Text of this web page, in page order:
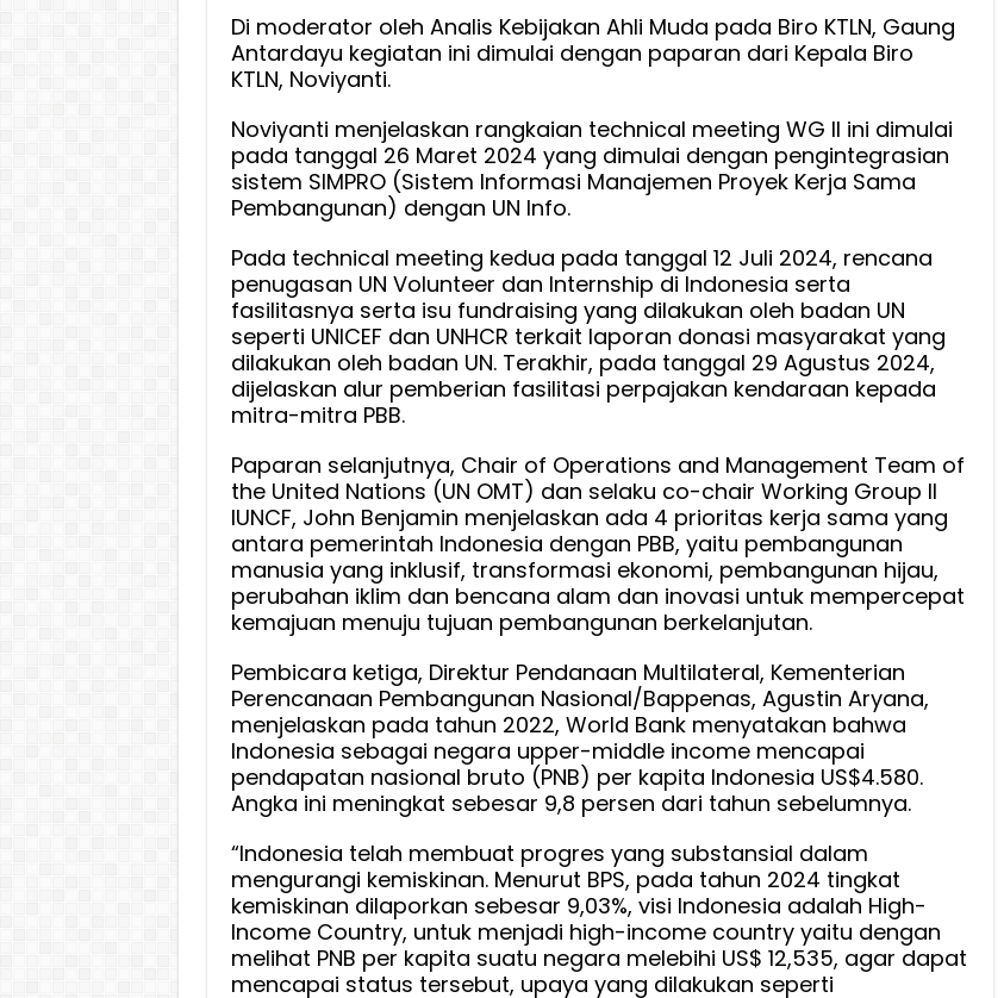
Di moderator oleh Analis Kebijakan Ahli Muda pada Biro KTLN, Gaung
Antardayu kegiatan ini dimulai dengan paparan dari Kepala Biro
KTLN, Noviyanti.
Noviyanti menjelaskan rangkaian technical meeting WG II ini dimulai
pada tanggal 26 Maret 2024 yang dimulai dengan pengintegrasian
sistem SIMPRO (Sistem Informasi Manajemen Proyek Kerja Sama
Pembangunan) dengan UN Info.
Pada technical meeting kedua pada tanggal 12 Juli 2024, rencana
penugasan UN Volunteer dan Internship di Indonesia serta
fasilitasnya serta isu fundraising yang dilakukan oleh badan UN
seperti UNICEF dan UNHCR terkait laporan donasi masyarakat yang
dilakukan oleh badan UN. Terakhir, pada tanggal 29 Agustus 2024,
dijelaskan alur pemberian fasilitasi perpajakan kendaraan kepada
mitra-mitra PBB.
Paparan selanjutnya, Chair of Operations and Management Team of
the United Nations (UN OMT) dan selaku co-chair Working Group II
IUNCF, John Benjamin menjelaskan ada 4 prioritas kerja sama yang
antara pemerintah Indonesia dengan PBB, yaitu pembangunan
manusia yang inklusif, transformasi ekonomi, pembangunan hijau,
perubahan iklim dan bencana alam dan inovasi untuk mempercepat
kemajuan menuju tujuan pembangunan berkelanjutan.
Pembicara ketiga, Direktur Pendanaan Multilateral, Kementerian
Perencanaan Pembangunan Nasional/Bappenas, Agustin Aryana,
menjelaskan pada tahun 2022, World Bank menyatakan bahwa
Indonesia sebagai negara upper-middle income mencapai
pendapatan nasional bruto (PNB) per kapita Indonesia US$4.580.
Angka ini meningkat sebesar 9,8 persen dari tahun sebelumnya.
“Indonesia telah membuat progres yang substansial dalam
mengurangi kemiskinan. Menurut BPS, pada tahun 2024 tingkat
kemiskinan dilaporkan sebesar 9,03%, visi Indonesia adalah High-
Income Country, untuk menjadi high-income country yaitu dengan
melihat PNB per kapita suatu negara melebihi US$ 12,535, agar dapat
mencapai status tersebut, upaya yang dilakukan seperti